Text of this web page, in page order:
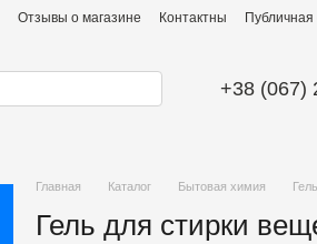
Отзывы о магазине Контактны
+38 (067)
Главная Каталог Бытовая химия
Гель для стирки